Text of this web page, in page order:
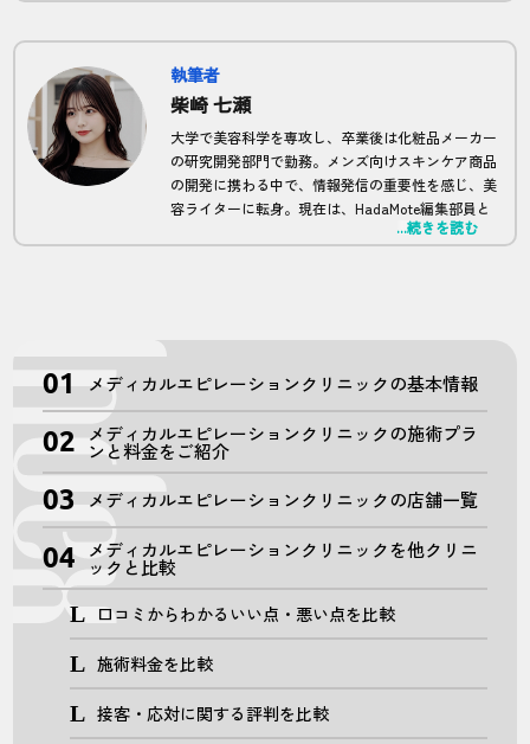
執筆者
柴崎 七瀬
大学で美容科学を専攻し、卒業後は化粧品メーカー
の研究開発部門で勤務。メンズ向けスキンケア商品
の開発に携わる中で、情報発信の重要性を感じ、美
容ライターに転身。現在は、HadaMote編集部員と
して、科学的根拠に基づいたメンズ脱毛に関する記
...続きを読む
メディカルエピレーションクリニックの基本情報
メディカルエピレーションクリニックの施術プラ
ンと料金をご紹介
メディカルエピレーションクリニックの店舗一覧
メディカルエピレーションクリニックを他クリニ
ックと比較
口コミからわかるいい点・悪い点を比較
施術料金を比較
接客・応対に関する評判を比較